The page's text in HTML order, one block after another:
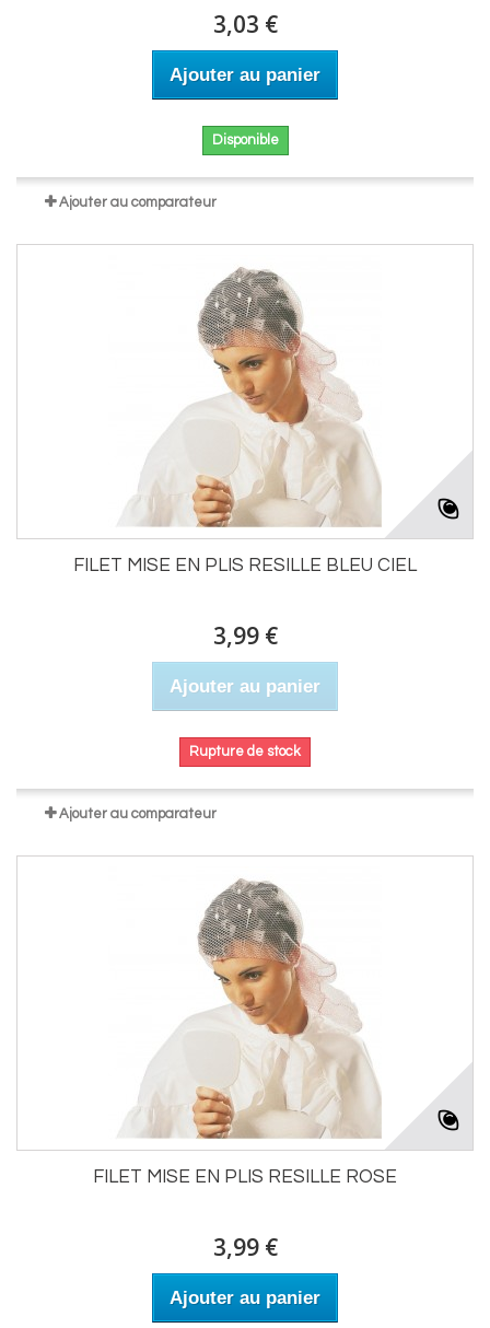
3,03 €
Ajouter au panier
Disponible
Ajouter au comparateur
FILET MISE EN PLIS RESILLE BLEU CIEL
3,99 €
Ajouter au panier
Rupture de stock
Ajouter au comparateur
FILET MISE EN PLIS RESILLE ROSE
3,99 €
Ajouter au panier